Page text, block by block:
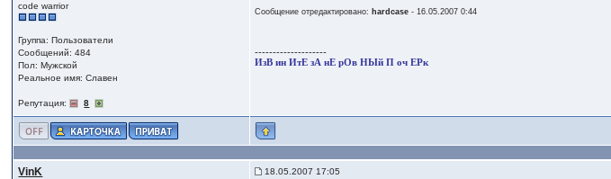
code warrior
Группа: Пользователи
Сообщений: 484
Пол: Мужской
Реальное имя: Славен
Репутация: 8
Сообщение отредактировано: hardcase - 16.05.2007 0:44
--------------------
ИзВ ин ИтЕ зА нЕ рОв НЫй П оч ЕРк
VinK 18.05.2007 17:05